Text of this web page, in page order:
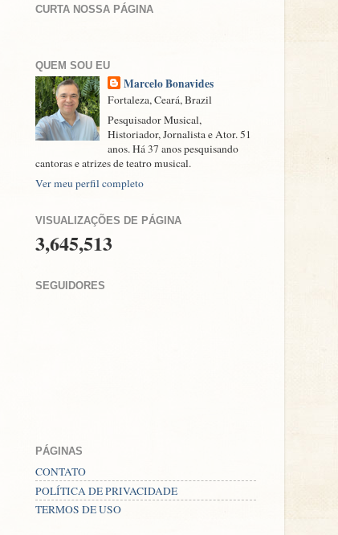
CURTA NOSSA PÁGINA
QUEM SOU EU
Marcelo Bonavides
Fortaleza, Ceará, Brazil
Pesquisador Musical,
Historiador, Jornalista e Ator. 51
anos. Há 37 anos pesquisando
cantoras e atrizes de teatro musical.
Ver meu perfil completo
VISUALIZAÇÕES DE PÁGINA
3,645,513
SEGUIDORES
PÁGINAS
CONTATO
POLÍTICA DE PRIVACIDADE
TERMOS DE USO